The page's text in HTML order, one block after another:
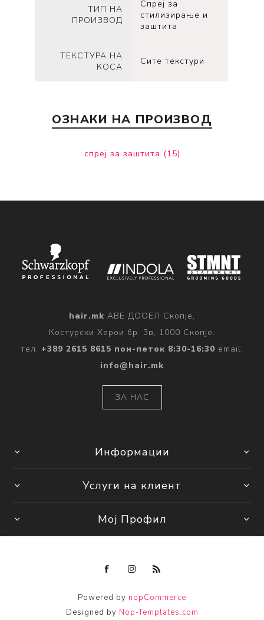
ТИП НА
ПРОИЗВОД
Спреј за
стилизирање и
заштита
ТЕКСТУРА НА
КОСА
Сите текстури
ОЗНАКИ НА ПРОИЗВОД
спреј за заштита (15)
hair.mk АВЕ ДООЕЛ Скопје,
Костурски Херои бр. 3в, 1000 Скопје.
тел. +389 2615 8615 пон-петок 8:30-16:30 email:
info@hair.mk
ЗА НАС
Информации
Услуги на клиент
Мој Профил
Powered by nopCommerce
Designed by Nop-Templates.com